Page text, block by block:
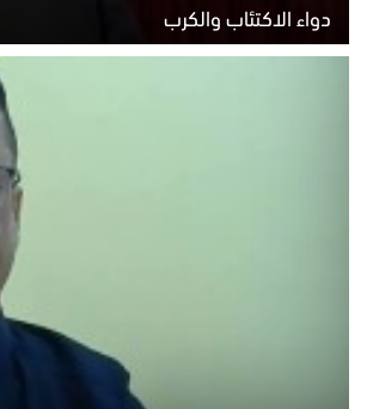
دواء الاكتئاب والكرب
السبت 8 أغسطس 2026 10:54 ص